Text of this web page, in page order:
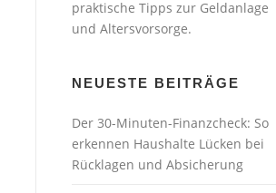
praktische Tipps zur Geldanlage
und Altersvorsorge.
NEUESTE BEITRÄGE
Der 30-Minuten-Finanzcheck: So
erkennen Haushalte Lücken bei
Rücklagen und Absicherung